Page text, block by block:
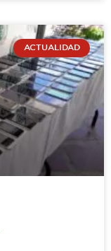
ACTUALIDAD